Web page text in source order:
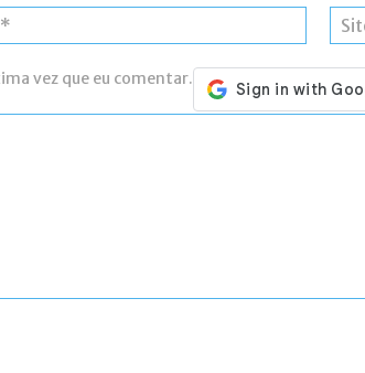
mail:*
vez que eu comentar.